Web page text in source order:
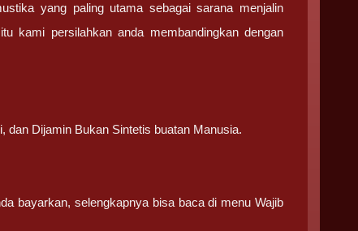
yang paling utama sebagai sarana menjalin
kami persilahkan anda membandingkan dengan
dan Dijamin Bukan Sintetis buatan Manusia.
bayarkan, selengkapnya bisa baca di menu Wajib